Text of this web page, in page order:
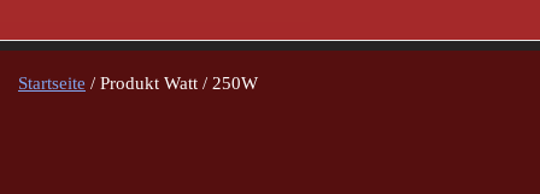
Startseite / Produkt Watt / 250W